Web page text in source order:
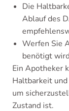
Die
Ablauf des
Werfen Sie
benötigt
Ein Apotheker
Haltbarkeit
um
Zustand ist.